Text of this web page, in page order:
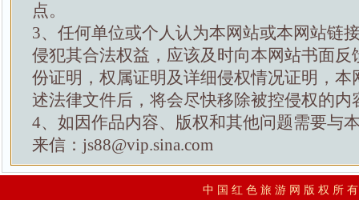
点。
3、任何单位或个人认为本网站或本网站链
侵犯其合法权益，应该及时向本网站书面反
份证明，权属证明及详细侵权情况证明，本
述法律文件后，将会尽快移除被控侵权的内
4、如因作品内容、版权和其他问题需要与
来信：js88@vip.sina.com
中 国 红 色 旅 游 网 版 权 所